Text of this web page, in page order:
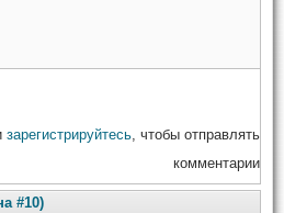
зарегистрируйтесь , чтобы отправлять
комментарии
#10)